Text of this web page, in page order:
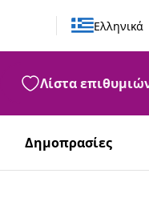
Ελληνικά
Λίστα
Δημοπρασίες